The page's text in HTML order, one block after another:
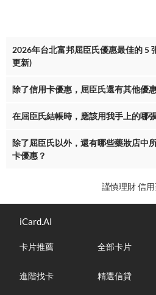
2026年台北富邦屈臣氏優惠最佳的 5
更新)
除了信用卡優惠，屈臣氏還有其他優
在屈臣氏結帳時，應該用我手上的哪
除了屈臣氏以外，還有哪些藥妝店中
卡優惠？
謹慎理財 信用
iCard.AI
卡片推薦 全部卡片
進階找卡 精選信貸